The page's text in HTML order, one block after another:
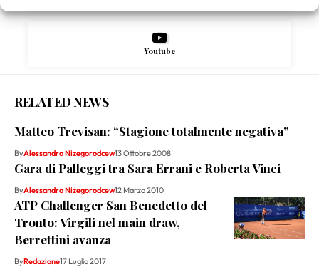
Youtube
RELATED NEWS
Matteo Trevisan: “Stagione totalmente negativa”
ByAlessandro Nizegorodcew13 Ottobre 2008
Gara di Palleggi tra Sara Errani e Roberta Vinci
ByAlessandro Nizegorodcew12 Marzo 2010
ATP Challenger San Benedetto del
Tronto: Virgili nel main draw,
Berrettini avanza
ByRedazione17 Luglio 2017